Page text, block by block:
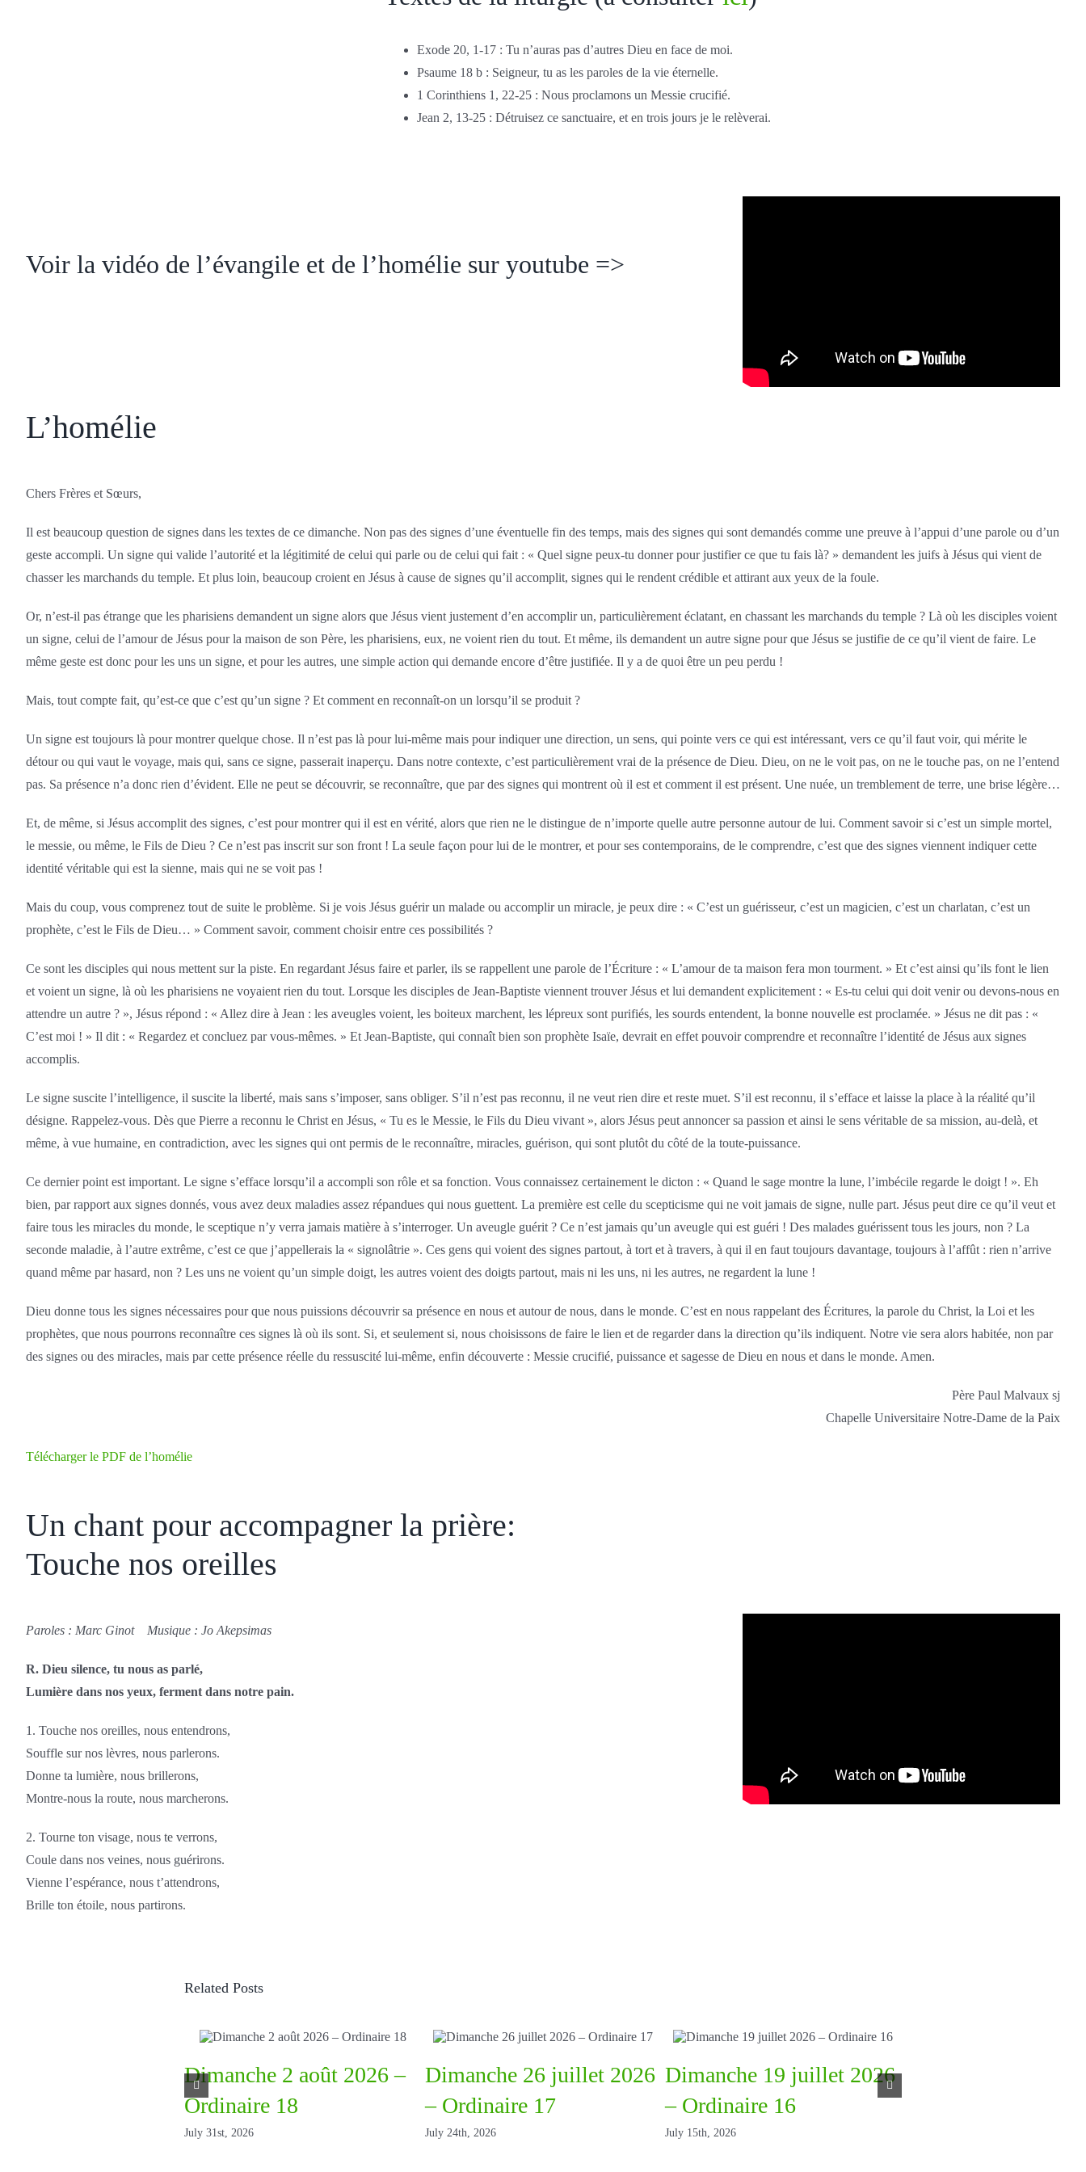
Exode 20, 1-17 : Tu n’auras pas d’autres Dieu en face de moi.
Psaume 18 b : Seigneur, tu as les paroles de la vie éternelle.
1 Corinthiens 1, 22-25 : Nous proclamons un Messie crucifié.
Jean 2, 13-25 : Détruisez ce sanctuaire, et en trois jours je le relèverai.
Voir la vidéo de l’évangile et de l’homélie sur youtube =>
L’homélie
Chers Frères et Sœurs,
Il est beaucoup question de signes dans les textes de ce dimanche. Non pas des signes d’une éventuelle fin des temps, mais des signes qui sont demandés comme une preuve à l’appui d’une parole ou d’un
geste accompli. Un signe qui valide l’autorité et la légitimité de celui qui parle ou de celui qui fait : « Quel signe peux-tu donner pour justifier ce que tu fais là? » demandent les juifs à Jésus qui vient de
chasser les marchands du temple. Et plus loin, beaucoup croient en Jésus à cause de signes qu’il accomplit, signes qui le rendent crédible et attirant aux yeux de la foule.
Or, n’est-il pas étrange que les pharisiens demandent un signe alors que Jésus vient justement d’en accomplir un, particulièrement éclatant, en chassant les marchands du temple ? Là où les disciples voient
un signe, celui de l’amour de Jésus pour la maison de son Père, les pharisiens, eux, ne voient rien du tout. Et même, ils demandent un autre signe pour que Jésus se justifie de ce qu’il vient de faire. Le
même geste est donc pour les uns un signe, et pour les autres, une simple action qui demande encore d’être justifiée. Il y a de quoi être un peu perdu !
Mais, tout compte fait, qu’est-ce que c’est qu’un signe ? Et comment en reconnaît-on un lorsqu’il se produit ?
Un signe est toujours là pour montrer quelque chose. Il n’est pas là pour lui-même mais pour indiquer une direction, un sens, qui pointe vers ce qui est intéressant, vers ce qu’il faut voir, qui mérite le
détour ou qui vaut le voyage, mais qui, sans ce signe, passerait inaperçu. Dans notre contexte, c’est particulièrement vrai de la présence de Dieu. Dieu, on ne le voit pas, on ne le touche pas, on ne l’entend
pas. Sa présence n’a donc rien d’évident. Elle ne peut se découvrir, se reconnaître, que par des signes qui montrent où il est et comment il est présent. Une nuée, un tremblement de terre, une brise légère…
Et, de même, si Jésus accomplit des signes, c’est pour montrer qui il est en vérité, alors que rien ne le distingue de n’importe quelle autre personne autour de lui. Comment savoir si c’est un simple mortel,
le messie, ou même, le Fils de Dieu ? Ce n’est pas inscrit sur son front ! La seule façon pour lui de le montrer, et pour ses contemporains, de le comprendre, c’est que des signes viennent indiquer cette
identité véritable qui est la sienne, mais qui ne se voit pas !
Mais du coup, vous comprenez tout de suite le problème. Si je vois Jésus guérir un malade ou accomplir un miracle, je peux dire : « C’est un guérisseur, c’est un magicien, c’est un charlatan, c’est un
prophète, c’est le Fils de Dieu… » Comment savoir, comment choisir entre ces possibilités ?
Ce sont les disciples qui nous mettent sur la piste. En regardant Jésus faire et parler, ils se rappellent une parole de l’Écriture : « L’amour de ta maison fera mon tourment. » Et c’est ainsi qu’ils font le lien
et voient un signe, là où les pharisiens ne voyaient rien du tout. Lorsque les disciples de Jean-Baptiste viennent trouver Jésus et lui demandent explicitement : « Es-tu celui qui doit venir ou devons-nous en
attendre un autre ? », Jésus répond : « Allez dire à Jean : les aveugles voient, les boiteux marchent, les lépreux sont purifiés, les sourds entendent, la bonne nouvelle est proclamée. » Jésus ne dit pas : «
C’est moi ! » Il dit : « Regardez et concluez par vous-mêmes. » Et Jean-Baptiste, qui connaît bien son prophète Isaïe, devrait en effet pouvoir comprendre et reconnaître l’identité de Jésus aux signes
accomplis.
Le signe suscite l’intelligence, il suscite la liberté, mais sans s’imposer, sans obliger. S’il n’est pas reconnu, il ne veut rien dire et reste muet. S’il est reconnu, il s’efface et laisse la place à la réalité qu’il
désigne. Rappelez-vous. Dès que Pierre a reconnu le Christ en Jésus, « Tu es le Messie, le Fils du Dieu vivant », alors Jésus peut annoncer sa passion et ainsi le sens véritable de sa mission, au-delà, et
même, à vue humaine, en contradiction, avec les signes qui ont permis de le reconnaître, miracles, guérison, qui sont plutôt du côté de la toute-puissance.
Ce dernier point est important. Le signe s’efface lorsqu’il a accompli son rôle et sa fonction. Vous connaissez certainement le dicton : « Quand le sage montre la lune, l’imbécile regarde le doigt ! ». Eh
bien, par rapport aux signes donnés, vous avez deux maladies assez répandues qui nous guettent. La première est celle du scepticisme qui ne voit jamais de signe, nulle part. Jésus peut dire ce qu’il veut et
faire tous les miracles du monde, le sceptique n’y verra jamais matière à s’interroger. Un aveugle guérit ? Ce n’est jamais qu’un aveugle qui est guéri ! Des malades guérissent tous les jours, non ? La
seconde maladie, à l’autre extrême, c’est ce que j’appellerais la « signolâtrie ». Ces gens qui voient des signes partout, à tort et à travers, à qui il en faut toujours davantage, toujours à l’affût : rien n’arrive
quand même par hasard, non ? Les uns ne voient qu’un simple doigt, les autres voient des doigts partout, mais ni les uns, ni les autres, ne regardent la lune !
Dieu donne tous les signes nécessaires pour que nous puissions découvrir sa présence en nous et autour de nous, dans le monde. C’est en nous rappelant des Écritures, la parole du Christ, la Loi et les
prophètes, que nous pourrons reconnaître ces signes là où ils sont. Si, et seulement si, nous choisissons de faire le lien et de regarder dans la direction qu’ils indiquent. Notre vie sera alors habitée, non par
des signes ou des miracles, mais par cette présence réelle du ressuscité lui-même, enfin découverte : Messie crucifié, puissance et sagesse de Dieu en nous et dans le monde. Amen.
Père Paul Malvaux sj
Chapelle Universitaire Notre-Dame de la Paix
Télécharger le PDF de l’homélie
Un chant pour accompagner la prière:
Touche nos oreilles
Paroles : Marc Ginot Musique : Jo Akepsimas
R. Dieu silence, tu nous as parlé,
Lumière dans nos yeux, ferment dans notre pain.
1. Touche nos oreilles, nous entendrons,
Souffle sur nos lèvres, nous parlerons.
Donne ta lumière, nous brillerons,
Montre-nous la route, nous marcherons.
2. Tourne ton visage, nous te verrons,
Coule dans nos veines, nous guérirons.
Vienne l’espérance, nous t’attendrons,
Brille ton étoile, nous partirons.
Related Posts
Dimanche 2 août 2026 –
Ordinaire 18
July 31st, 2026
Dimanche 26 juillet 2026
– Ordinaire 17
July 24th, 2026
Dimanche 19 juillet 2026
– Ordinaire 16
July 15th, 2026